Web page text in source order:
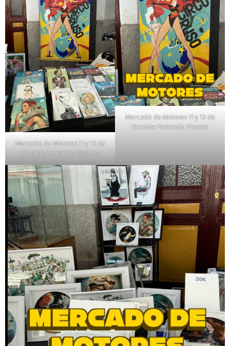
Mercado de Motores 11 y 12 de
Octubre Fernando Vicente
Mercado de Motores 11 y 12 de
Octubre Fernando Vicente